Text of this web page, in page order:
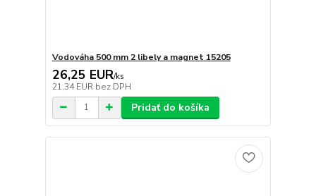
Vodováha 500 mm 2 libely a magnet 15205
26,25 EUR/ks
21,34 EUR bez DPH
Pridať do košíka